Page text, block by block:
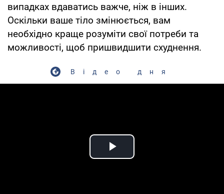
випадках вдаватись важче, ніж в інших.
Оскільки ваше тіло змінюється, вам
необхідно краще розуміти свої потреби та
можливості, щоб пришвидшити схуднення.
Відео дня
Play Video